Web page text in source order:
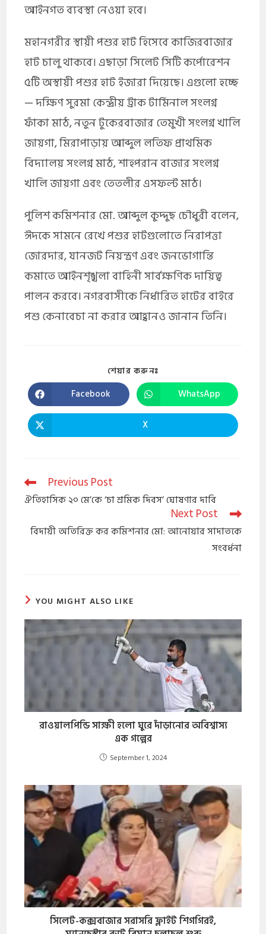
আইনগত ব্যবস্থা নেওয়া হবে।
মহানগরীর স্থায়ী পশুর হাট হিসেবে কাজিরবাজার
হাট চালু থাকবে। এছাড়া সিলেট সিটি কর্পোরেশন
৫টি অস্থায়ী পশুর হাট ইজারা দিয়েছে। এগুলো হচ্ছে
— দক্ষিণ সুরমা কেন্দ্রীয় ট্রাক টার্মিনাল সংলগ্ন
ফাঁকা মাঠ, নতুন টুকেরবাজার তেমুখী সংলগ্ন খালি
জায়গা, মিরাপাড়ায় আব্দুল লতিফ প্রাথমিক
বিদ্যালয় সংলগ্ন মাঠ, শাহপরান বাজার সংলগ্ন
খালি জায়গা এবং তেতলীর এসফল্ট মাঠ।
পুলিশ কমিশনার মো. আব্দুল কুদ্দুছ চৌধুরী বলেন,
ঈদকে সামনে রেখে পশুর হাটগুলোতে নিরাপত্তা
জোরদার, যানজট নিয়ন্ত্রণ এবং জনভোগান্তি
কমাতে আইনশৃঙ্খলা বাহিনী সার্বক্ষণিক দায়িত্ব
পালন করবে। নগরবাসীকে নির্ধারিত হাটের বাইরে
পশু কেনাবেচা না করার আহ্বানও জানান তিনি।
শেয়ার করুনঃ
Facebook WhatsApp
X
Previous Post
ঐতিহাসিক ২০ মে’কে ‘চা শ্রমিক দিবস’ ঘোষণার দাবি
Next Post
বিদায়ী অতিরিক্ত কর কমিশনার মো: আনোয়ার সাদাতকে
সংবর্ধনা
YOU MIGHT ALSO LIKE
রাওয়ালপিন্ডি সাক্ষী হলো ঘুরে দাঁড়ানোর অবিশ্বাস্য
এক গল্পের
September 1, 2024
​সিলেট-কক্সবাজার সরাসরি ফ্লাইট শিগগিরই,